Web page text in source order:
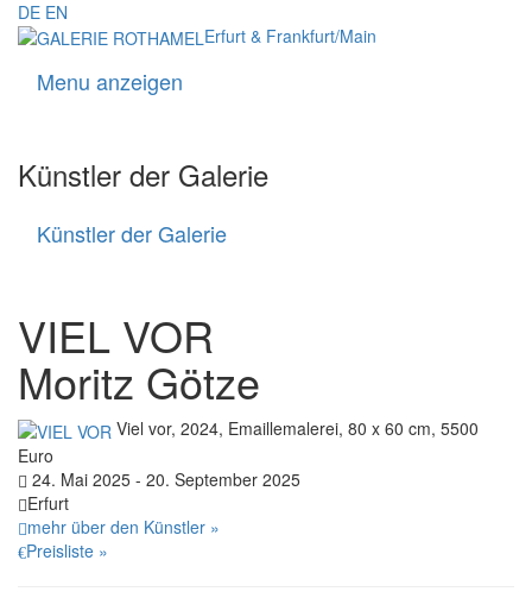
DE EN
Erfurt & Frankfurt/Main
Menu anzeigen
Künstler der Galerie
Künstler der Galerie
VIEL VOR
Moritz Götze
Viel vor, 2024, Emaillemalerei, 80 x 60 cm, 5500
Euro
24. Mai 2025 - 20. September 2025
Erfurt
mehr über den Künstler »
Preisliste »